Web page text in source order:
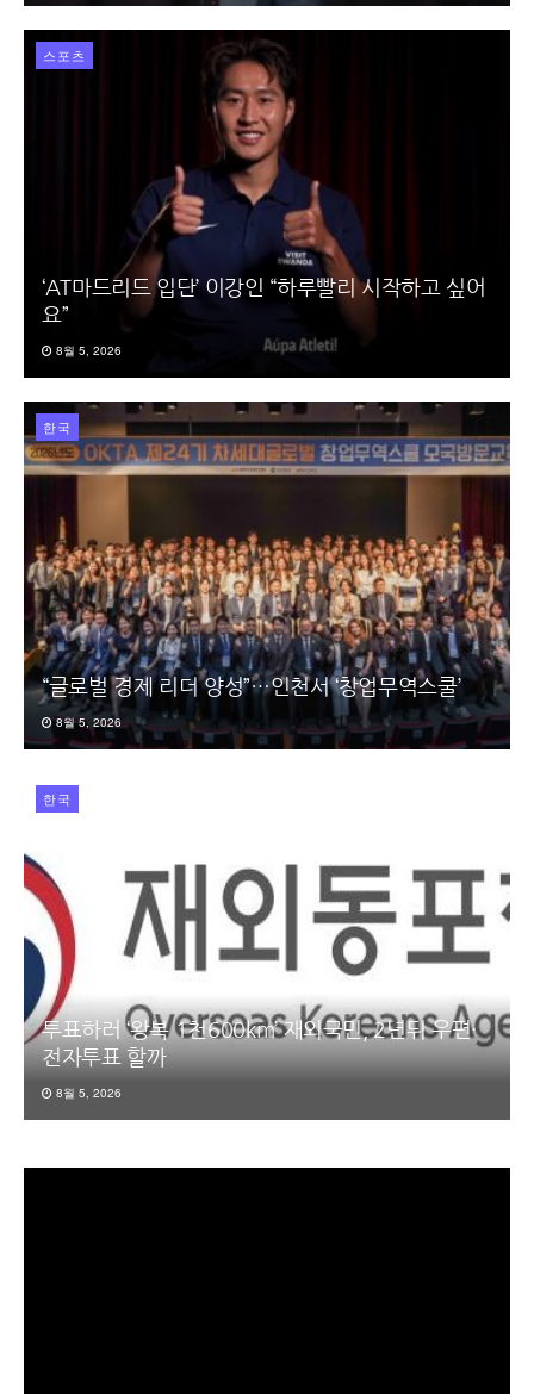
스포츠
‘AT마드리드 입단’ 이강인 “하루빨리 시작하고 싶어
요”
8월 5, 2026
한국
“글로벌 경제 리더 양성”…인천서 ‘창업무역스쿨’
8월 5, 2026
한국
투표하러 ‘왕복 1천600km’ 재외국민, 2년뒤 우편·
전자투표 할까
8월 5, 2026